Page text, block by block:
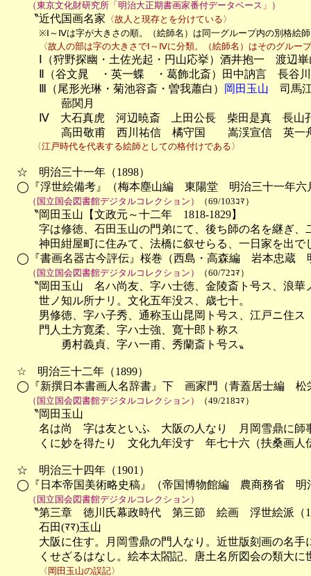
（東京文化財研究所「明治大正期書画家番付データベース」）
〝近代国画名家 〈故人と現存とを分けている〉
※Ⅰ～Ⅳは字が大きさの順。（絵師名）は同一グループ内の別格絵
〈故人の部は字の大きさでⅠ～Ⅳに分類。（絵師名）はそのグルー
Ⅰ（狩野探幽・土佐光起・円山応挙）酒井抱一　渡辺崋
Ⅱ（谷文晁　・英一蝶　・葛飾北斎）田中訥言　長谷
Ⅲ（尾形光琳・菊池容斎・曽我蕭白）
岡田玉山 司馬
蔀関月
Ⅳ　大石真虎　河辺暁斎　上田公長　柴田是真　長山孔
高田敬甫　西川祐信　橘守国　　嵩渓宣信　英一舟
〈江戸時代を代表する絵師としての格付けである〉
☆　明治三十一年（1898）
◯『浮世絵備考』（梅本塵山編　東陽堂　明治三十一年六
（国立国会図書館デジタルコレクション） （69/103ｺﾏ）
〝岡田玉山【文政元～十二年　1818-1829】
字は修徳、石田玉山の門弟にて、後ち師の名を継ぎ、
神田紺屋町に住みて、法橋に叙せらる、一日家を出で
◯『書画名器古今評伝』桜巻（西島・高森編　岩本忠蔵　
（国立国会図書館デジタルコレクション） （60/72ｺﾏ）
〝岡田玉山　名ハ尚友、字ハ士徳、金陵斎ト号ス、浪華
世ノ知ル所ナリ。文化五年没ス、歳七十。
男修徳、字ハ子秀、通称玉山昆岡ト号ス、江戸ニ住ス
門人土方寛柔、字ハ士強、寛十郎ト称ス
勇村義貞、字ハ一甫、秀蘭斎ト号ス〟
☆　明治三十二年（1899）
◯『新撰日本書画人名辞書』下　画家門（青蓋居士編　松
（国立国会図書館デジタルコレクション） （49/218ｺﾏ）
〝岡田玉山
名は尚　字は友といふ　大阪の人なり　月岡雪鼎に師
くに妙を得たり　文化九年没す　年七十六（扶桑画人
☆　明治三十四年（1901）
◯『日本帝国美術略史稿』（帝国博物館編　農商務省　明
（国立国会図書館デジタルコレクション）
〝第三章　徳川氏幕政時代　第三節　絵画　浮世絵派（
石田(ﾏﾏ)玉山
大阪に住す。月岡雪鼎の門人なり。近世版刻画の名手
くせざるはなし。絵本太閤記、唐土名所図会の類大に
〈岡田玉山の誤記〉